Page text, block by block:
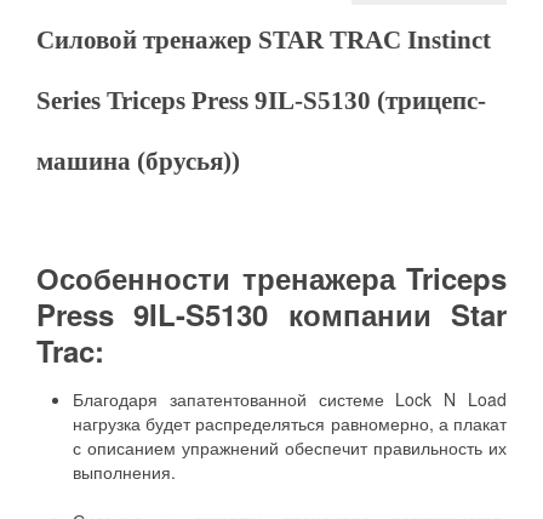
Силовой тренажер STAR TRAC Instinct
Series Triceps Press 9IL-S5130 (трицепс-
машина (брусья))
Особенности тренажера Triceps
Press 9IL-S5130 компании Star
Trac:
Благодаря запатентованной системе Lock N Load
нагрузка будет распределяться равномерно, а плакат
с описанием упражнений обеспечит правильность их
выполнения.